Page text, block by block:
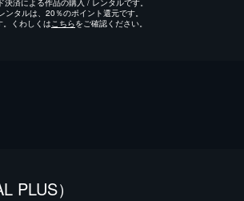
タルは、20％のポイント還元です。
くわしくは こちらをご確認ください。
PLUS）